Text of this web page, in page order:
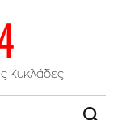
Κυκλάδες